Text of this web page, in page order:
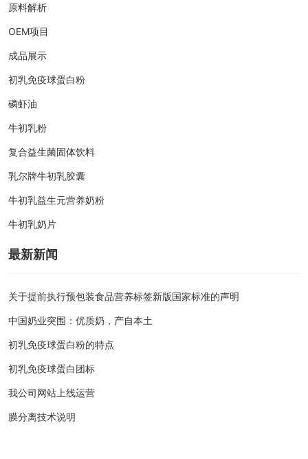
原料解析
OEM项目
成品展示
初乳免疫球蛋白粉
磷虾油
牛初乳粉
复合益生菌固体饮料
乳尔牌牛初乳胶囊
牛初乳益生元营养奶粉
牛初乳奶片
最新新闻
关于提前执行预包装食品营养标签新版国家标准的声明
中国奶业突围：优质奶，产自本土
初乳免疫球蛋白粉的特点
初乳免疫球蛋白团标
我公司网站上线运营
膜分离技术说明